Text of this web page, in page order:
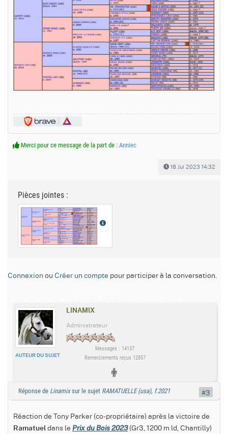
Merci pour ce message de la part de : Anniec
18 Jui 2023 14:32
Pièces jointes :
Connexion ou Créer un compte pour participer à la conversation.
LINAMIX
AUTEUR DU SUJET
Administrateur
Messages : 14137
Remerciements reçus 12857
Réponse de Linamixsur le sujet RAMATUELLE (usa), f.2021
Réaction de Tony Parker (co-propriétaire) après la victoire de
Ramatuel dans le Prix du Bois 2023(Gr3, 1200 m ld, Chantilly)
#3